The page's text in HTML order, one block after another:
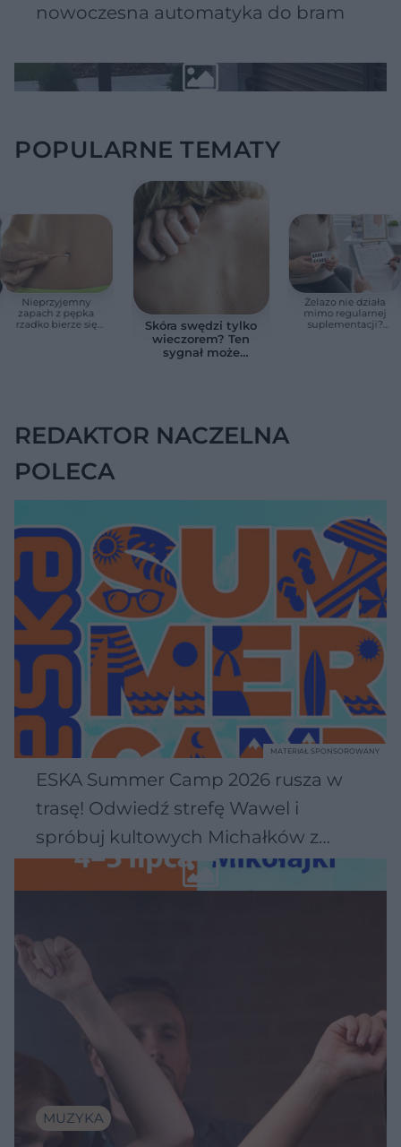
nowoczesna automatyka do bram
POPULARNE TEMATY
Nieprzyjemny
zapach z pępka
rzadko bierze się
Skóra swędzi tylko
wieczorem? Ten
sygnał może
Żelazo nie działa
mimo regularnej
suplementacji?
REDAKTOR NACZELNA
POLECA
ESKA Summer Camp 2026 rusza w
trasę! Odwiedź strefę Wawel i
spróbuj kultowych Michałków z
Wawelu
MATERIAŁ SPONSOROWANY
MUZYKA